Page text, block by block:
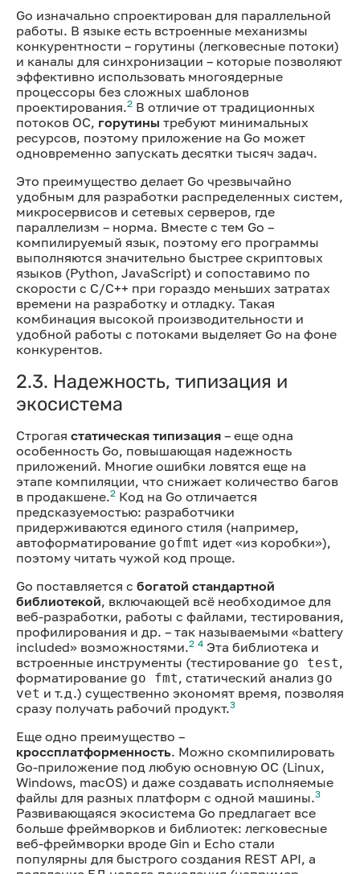
Go изначально спроектирован для параллельной
работы. В языке есть встроенные механизмы
конкурентности – горутины (легковесные потоки)
и каналы для синхронизации – которые позволяют
эффективно использовать многоядерные
процессоры без сложных шаблонов
проектирования.2 В отличие от традиционных
потоков ОС, горутины требуют минимальных
ресурсов, поэтому приложение на Go может
одновременно запускать десятки тысяч задач.
Это преимущество делает Go чрезвычайно
удобным для разработки распределенных систем,
микросервисов и сетевых серверов, где
параллелизм – норма. Вместе с тем Go –
компилируемый язык, поэтому его программы
выполняются значительно быстрее скриптовых
языков (Python, JavaScript) и сопоставимо по
скорости с C/C++ при гораздо меньших затратах
времени на разработку и отладку. Такая
комбинация высокой производительности и
удобной работы с потоками выделяет Go на фоне
конкурентов.
2.3. Надежность, типизация и
экосистема
Строгая статическая типизация – еще одна
особенность Go, повышающая надежность
приложений. Многие ошибки ловятся еще на
этапе компиляции, что снижает количество багов
в продакшене.2 Код на Go отличается
предсказуемостью: разработчики
придерживаются единого стиля (например,
автоформатирование gofmt идет «из коробки»),
поэтому читать чужой код проще.
Go поставляется с богатой стандартной
библиотекой, включающей всё необходимое для
веб-разработки, работы с файлами, тестирования,
профилирования и др. – так называемыми «battery
included» возможностями.2 4 Эта библиотека и
встроенные инструменты (тестирование go test,
форматирование go fmt, статический анализ go
vet и т.д.) существенно экономят время, позволяя
сразу получать рабочий продукт.3
Еще одно преимущество –
кроссплатформенность. Можно скомпилировать
Go-приложение под любую основную ОС (Linux,
Windows, macOS) и даже создавать исполняемые
файлы для разных платформ с одной машины.3
Развивающаяся экосистема Go предлагает все
больше фреймворков и библиотек: легковесные
веб-фреймворки вроде Gin и Echo стали
популярны для быстрого создания REST API, а